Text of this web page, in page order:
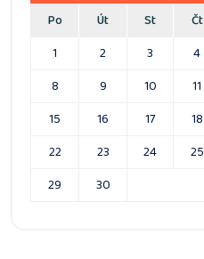
Po Út St Čt
1
2 3 4
8
9 10 11
15
16 17 18
22
23 24 25
29
30